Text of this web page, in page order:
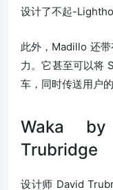
此外，Madillo 还
力。它甚至可以将
车，同时传送用户
Waka
Trubridge
设计师 David